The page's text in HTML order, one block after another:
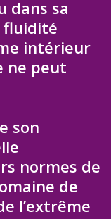
dans sa
fluidité
intérieur
ne peut
son
normes de
de
l’extrême